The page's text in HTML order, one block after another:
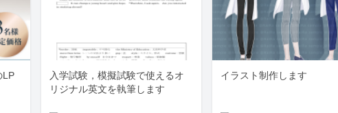
LP
入学試験，模擬試験で使えるオ
リジナル英文を執筆します
イラスト制作します